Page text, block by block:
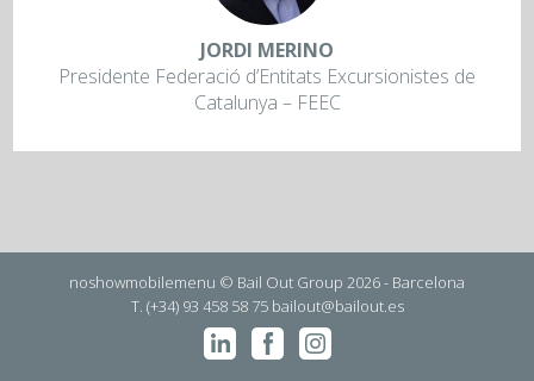
JORDI MERINO
Presidente Federació d’Entitats Excursionistes de
Catalunya – FEEC
noshowmobilemenu © Bail Out Group 2026 - Barcelona
T. (+34) 93 458 58 75 bailout@bailout.es